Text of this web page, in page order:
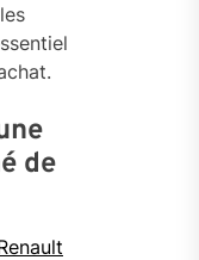
de